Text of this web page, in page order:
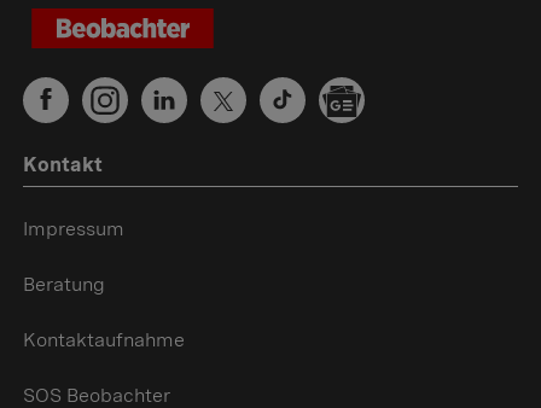
Kontakt
Impressum
Beratung
Kontaktaufnahme
SOS Beobachter